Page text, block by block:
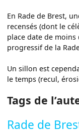
En Rade de Brest,
recensés (dont le
place date de moins
progressif de la
Un sillon est
le temps (recul,
Tags de
Rade de